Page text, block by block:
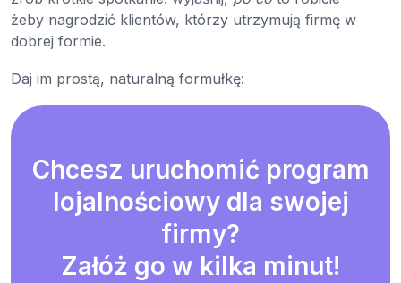
żeby nagrodzić klientów, którzy utrzymują firmę w
dobrej formie.
Daj im prostą, naturalną formułkę:
Chcesz uruchomić program
lojalnościowy dla swojej
firmy?
Załóż go w kilka minut!